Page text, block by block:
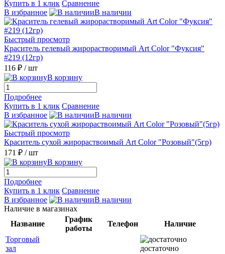
Купить в 1 клик Сравнение
В избранное
В наличии
Быстрый просмотр
Краситель гелевый жирорастворимый Art Color "Фуксия"
#219 (12гр)
116 ₽ / шт
В корзину
Подробнее
Купить в 1 клик Сравнение
В избранное
В наличии
Быстрый просмотр
Краситель сухой жирораствоимый Art Color "Розовый"(5гр)
171 ₽ / шт
В корзину
Подробнее
Купить в 1 клик Сравнение
В избранное
В наличии
Наличие в магазинах
Название
График
работы
Телефон
Наличие
Торговый
зал
достаточно